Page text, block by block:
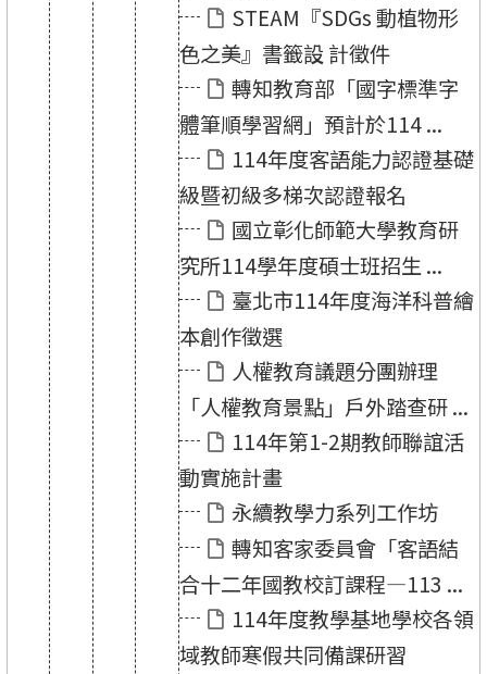
STEAM『SDGs 動植物形
色之美』書籤設 計徵件
轉知教育部「國字標準字
體筆順學習網」預計於114 ...
114年度客語能力認證基礎
級暨初級多梯次認證報名
國立彰化師範大學教育研
究所114學年度碩士班招生 ...
臺北市114年度海洋科普繪
本創作徵選
人權教育議題分團辦理
「人權教育景點」戶外踏查研 ...
114年第1-2期教師聯誼活
動實施計畫
永續教學力系列工作坊
轉知客家委員會「客語結
合十二年國教校訂課程—113 ...
114年度教學基地學校各領
域教師寒假共同備課研習